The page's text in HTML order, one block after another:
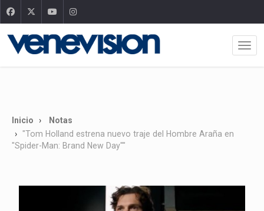
Inicio
Notas
"Tom Holland estrena nuevo traje del Hombre Araña en
"Spider-Man: Brand New Day""